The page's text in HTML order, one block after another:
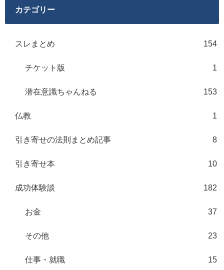
カテゴリー
スレまとめ 154
チケット版 1
潜在意識ちゃんねる 153
仏教 1
引き寄せの法則まとめ記事 8
引き寄せ本 10
成功体験談 182
お金 37
その他 23
仕事・就職 15